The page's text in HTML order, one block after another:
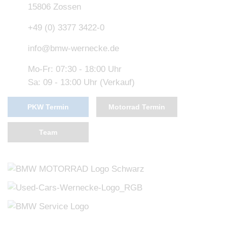
15806 Zossen
+49 (0) 3377 3422-0
info@bmw-wernecke.de
Mo-Fr: 07:30 - 18:00 Uhr
Sa: 09 - 13:00 Uhr (Verkauf)
PKW Termin Motorrad Termin
Team